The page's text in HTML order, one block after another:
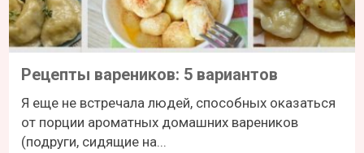
Рецепты вареников: 5 вариантов
Я еще не встречала людей, способных оказаться
от порции ароматных домашних вареников
(подруги, сидящие на...